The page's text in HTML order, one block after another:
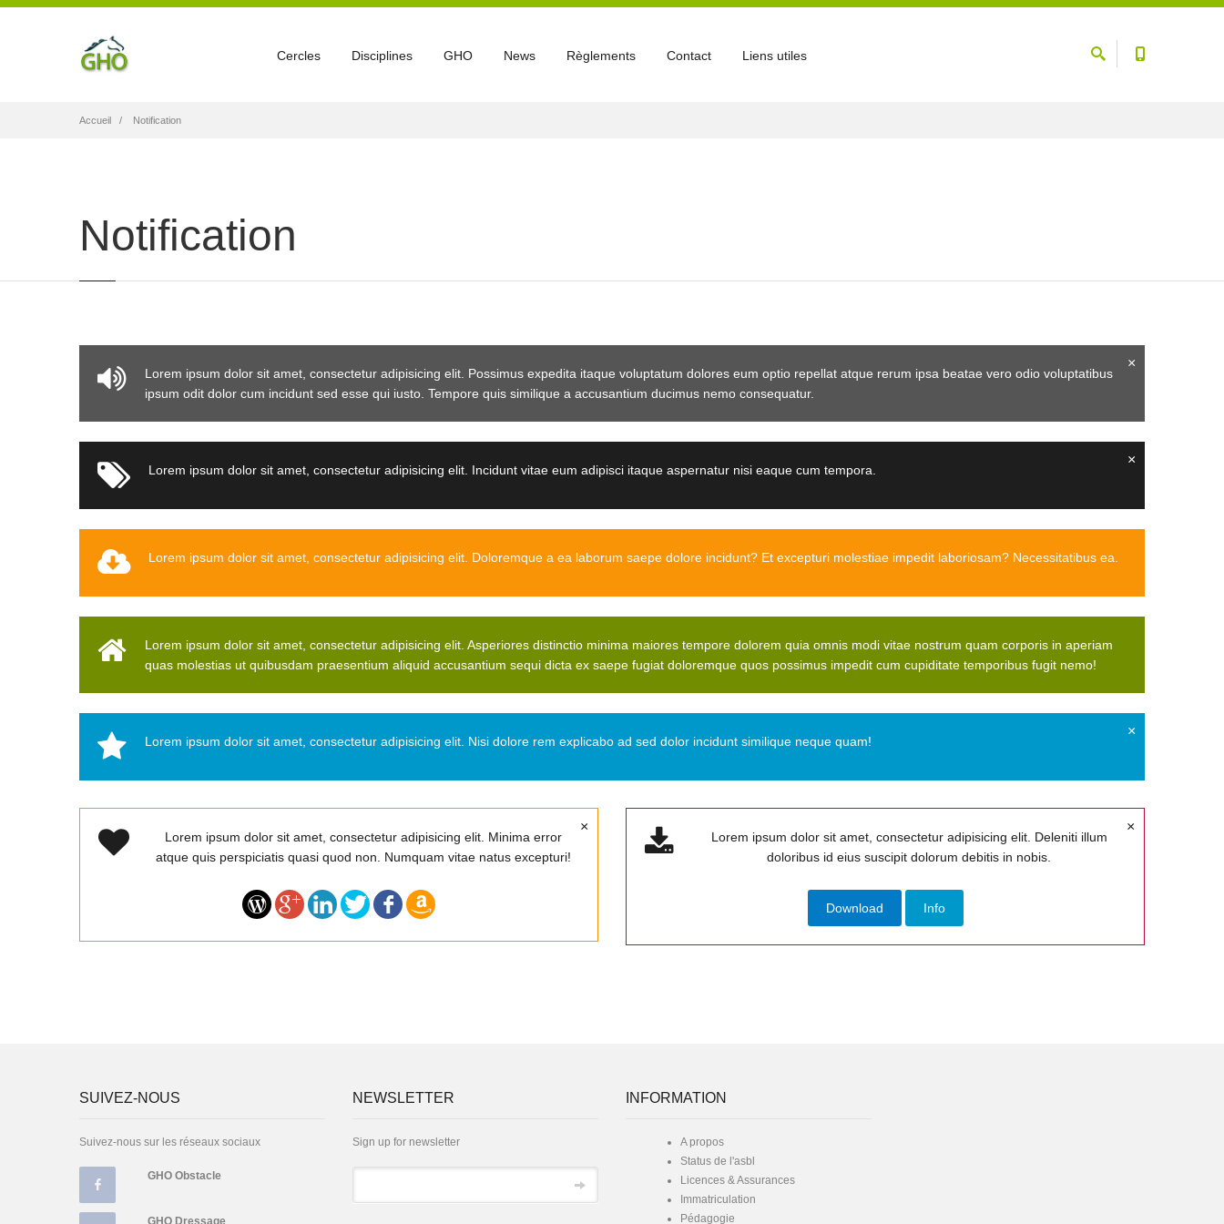
Cercles Disciplines GHO News Règlements Contact Liens utiles
Fil
Accueil Notification
Notification
×
Lorem ipsum dolor sit amet, consectetur adipisicing elit. Possimus expedita itaque voluptatum dolores eum optio repellat atque rerum ipsa beatae vero odio voluptatibus
ipsum odit dolor cum incidunt sed esse qui iusto. Tempore quis similique a accusantium ducimus nemo consequatur.
×
Lorem ipsum dolor sit amet, consectetur adipisicing elit. Incidunt vitae eum adipisci itaque aspernatur nisi eaque cum tempora.
Lorem ipsum dolor sit amet, consectetur adipisicing elit. Doloremque a ea laborum saepe dolore incidunt? Et excepturi molestiae impedit laboriosam? Necessitatibus ea.
Lorem ipsum dolor sit amet, consectetur adipisicing elit. Asperiores distinctio minima maiores tempore dolorem quia omnis modi vitae nostrum quam corporis in aperiam
quas molestias ut quibusdam praesentium aliquid accusantium sequi dicta ex saepe fugiat doloremque quos possimus impedit cum cupiditate temporibus fugit nemo!
×
Lorem ipsum dolor sit amet, consectetur adipisicing elit. Nisi dolore rem explicabo ad sed dolor incidunt similique neque quam!
×
Lorem ipsum dolor sit amet, consectetur adipisicing elit. Minima error
atque quis perspiciatis quasi quod non. Numquam vitae natus excepturi!
×
Lorem ipsum dolor sit amet, consectetur adipisicing elit. Deleniti illum
doloribus id eius suscipit dolorum debitis in nobis.
Download Info
SUIVEZ-NOUS
Suivez-nous sur les réseaux sociaux
GHO Obstacle
GHO Dressage
NEWSLETTER
Sign up for newsletter
INFORMATION
A propos
Status de l'asbl
Licences & Assurances
Immatriculation
Pédagogie